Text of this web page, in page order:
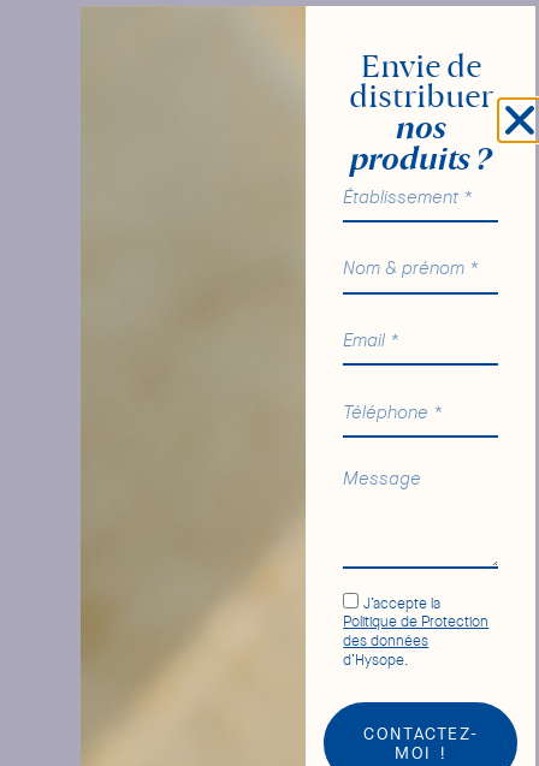
Envie de
distribuer
nos
produits ?
J’accepte la
Politique de Protection
des données
d’Hysope.
CONTACTEZ-
MOI !